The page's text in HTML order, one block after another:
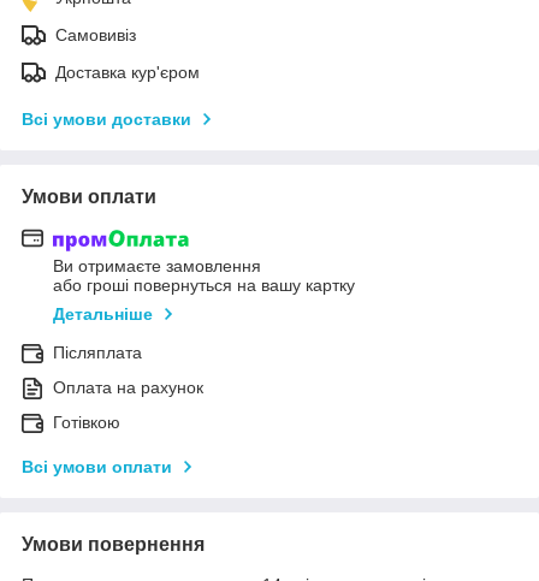
Самовивіз
Доставка кур'єром
Всі умови доставки
Умови оплати
Ви отримаєте замовлення
або гроші повернуться на вашу картку
Детальніше
Післяплата
Оплата на рахунок
Готівкою
Всі умови оплати
Умови повернення